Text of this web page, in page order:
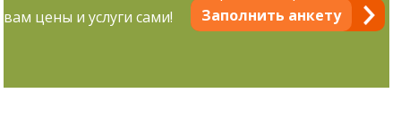
Заполнить анкету
вам цены и услуги сами!